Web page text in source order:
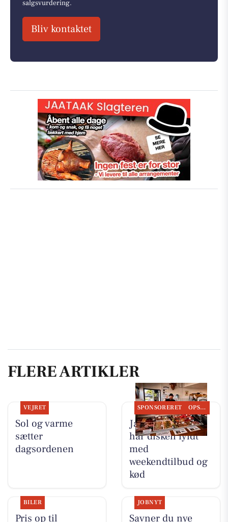
salgsvurdering.
Bliv kontaktet
FLERE ARTIKLER
VEJRET
Sol og varme
sætter
dagsordenen
SPONSORERET OPSLAGSTAVLEN
Jaataak Slagteren
har disken fyldt
med
weekendtilbud og
kød
BILER
Pris op til
JOBNYT
Savner du nye